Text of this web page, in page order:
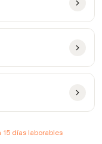
15 días laborables